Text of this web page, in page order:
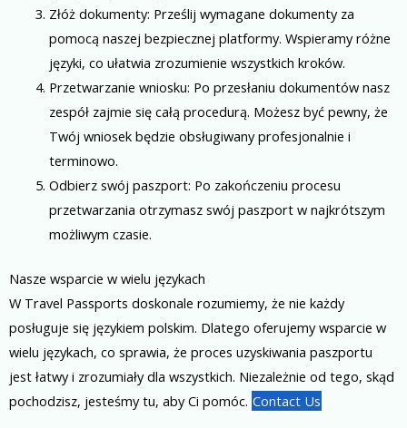
Złóż dokumenty: Prześlij wymagane dokumenty za
pomocą naszej bezpiecznej platformy. Wspieramy różne
języki, co ułatwia zrozumienie wszystkich kroków.
Przetwarzanie wniosku: Po przesłaniu dokumentów nasz
zespół zajmie się całą procedurą. Możesz być pewny, że
Twój wniosek będzie obsługiwany profesjonalnie i
terminowo.
Odbierz swój paszport: Po zakończeniu procesu
przetwarzania otrzymasz swój paszport w najkrótszym
możliwym czasie.
Nasze wsparcie w wielu językach
W Travel Passports doskonale rozumiemy, że nie każdy
posługuje się językiem polskim. Dlatego oferujemy wsparcie w
wielu językach, co sprawia, że proces uzyskiwania paszportu
jest łatwy i zrozumiały dla wszystkich. Niezależnie od tego, skąd
pochodzisz, jesteśmy tu, aby Ci pomóc. Contact Us